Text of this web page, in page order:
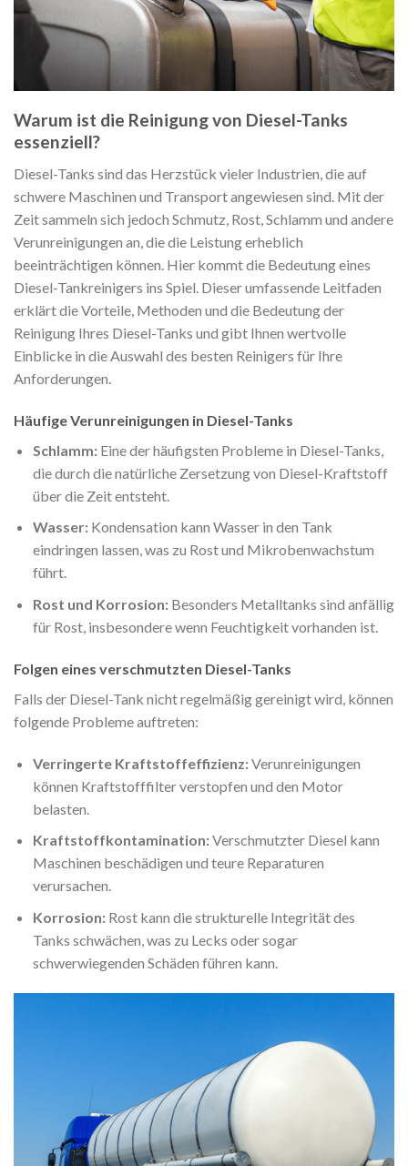
Warum ist die Reinigung von Diesel-Tanks
essenziell?
Diesel-Tanks sind das Herzstück vieler Industrien, die auf
schwere Maschinen und Transport angewiesen sind. Mit der
Zeit sammeln sich jedoch Schmutz, Rost, Schlamm und andere
Verunreinigungen an, die die Leistung erheblich
beeinträchtigen können. Hier kommt die Bedeutung eines
Diesel-Tankreinigers ins Spiel. Dieser umfassende Leitfaden
erklärt die Vorteile, Methoden und die Bedeutung der
Reinigung Ihres Diesel-Tanks und gibt Ihnen wertvolle
Einblicke in die Auswahl des besten Reinigers für Ihre
Anforderungen.
Häufige Verunreinigungen in Diesel-Tanks
Schlamm:Eine der häufigsten Probleme in Diesel-Tanks,
die durch die natürliche Zersetzung von Diesel-Kraftstoff
über die Zeit entsteht.
Wasser:Kondensation kann Wasser in den Tank
eindringen lassen, was zu Rost und Mikrobenwachstum
führt.
Rost und Korrosion:Besonders Metalltanks sind anfällig
für Rost, insbesondere wenn Feuchtigkeit vorhanden ist.
Folgen eines verschmutzten Diesel-Tanks
Falls der Diesel-Tank nicht regelmäßig gereinigt wird, können
folgende Probleme auftreten:
Verringerte Kraftstoffeffizienz:Verunreinigungen
können Kraftstofffilter verstopfen und den Motor
belasten.
Kraftstoffkontamination:Verschmutzter Diesel kann
Maschinen beschädigen und teure Reparaturen
verursachen.
Korrosion:Rost kann die strukturelle Integrität des
Tanks schwächen, was zu Lecks oder sogar
schwerwiegenden Schäden führen kann.